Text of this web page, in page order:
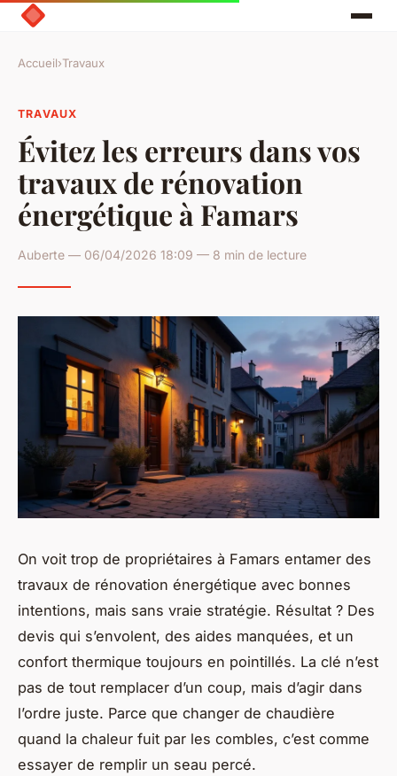
Accueil›Travaux
TRAVAUX
Évitez les erreurs dans vos
travaux de rénovation
énergétique à Famars
Auberte — 06/04/2026 18:09 — 8 min de lecture
On voit trop de propriétaires à Famars entamer des
travaux de rénovation énergétique avec bonnes
intentions, mais sans vraie stratégie. Résultat ? Des
devis qui s’envolent, des aides manquées, et un
confort thermique toujours en pointillés. La clé n’est
pas de tout remplacer d’un coup, mais d’agir dans
l’ordre juste. Parce que changer de chaudière
quand la chaleur fuit par les combles, c’est comme
essayer de remplir un seau percé.